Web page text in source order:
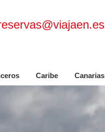
Caribe Canarias